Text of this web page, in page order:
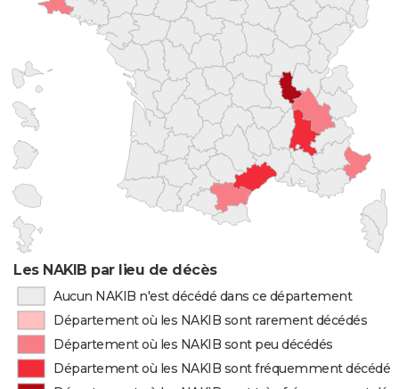
Les NAKIB par lieu de décès
Aucun NAKIB n'est décédé dans ce département
Département où les NAKIB sont rarement décédés
Département où les NAKIB sont peu décédés
Département où les NAKIB sont fréquemment décédés